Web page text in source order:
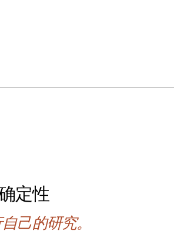
定性
己的研究。